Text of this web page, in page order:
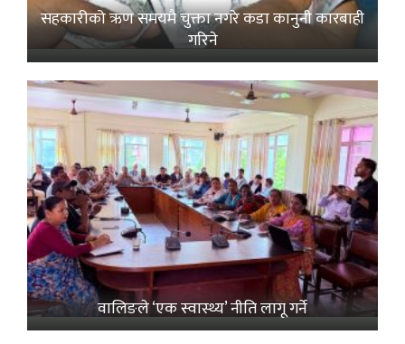
सहकारीको ऋण समयमै चुक्ता नगरे कडा कानुनी कारबाही
गरिने
वालिङले ‘एक स्वास्थ्य’ नीति लागू गर्ने